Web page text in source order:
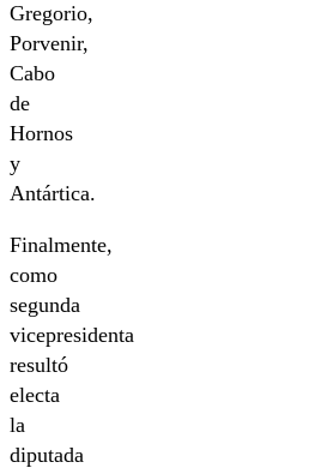
Gregorio,
Porvenir,
Cabo
de
Hornos
y
Antártica.
Finalmente,
como
segunda
vicepresidenta
resultó
electa
la
diputada